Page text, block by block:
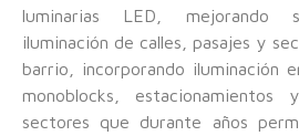
luminarias LED, mejorando
iluminación de calles, pasajes y
barrio, incorporando iluminación
monoblocks, estacionamientos
sectores que durante años